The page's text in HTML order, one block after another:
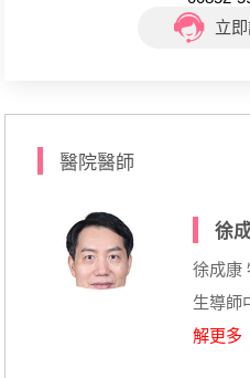
立
醫院醫師
徐
徐成康
生導師
解更多